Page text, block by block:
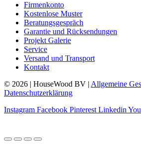
Firmenkonto
Kostenlose Muster
Beratungsgespräch
Garantie und Rücksendungen
Projekt Galerie
Service
Versand und Transport
Kontakt
© 2026 | HouseWood BV | Allgemeine
Datenschutzerklärung
Instagram Facebook Pinterest Linkedin